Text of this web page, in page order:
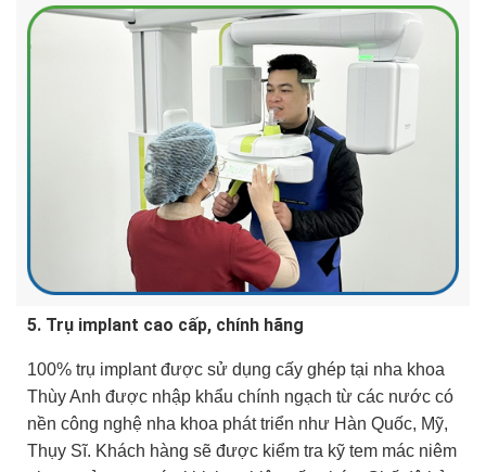
5. Trụ implant cao cấp, chính hãng
100% trụ implant được sử dụng cấy ghép tại nha khoa
Thùy Anh được nhập khẩu chính ngạch từ các nước có
nền công nghệ nha khoa phát triển như Hàn Quốc, Mỹ,
Thụy Sĩ. Khách hàng sẽ được kiểm tra kỹ tem mác niêm